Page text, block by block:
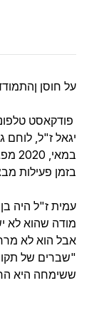
על חוסן
פודקאסט
בזמן פעילות
עמית ז"ל היה
מודה שהוא לא
אבל הוא לא
"שברים של
ששימחה היא